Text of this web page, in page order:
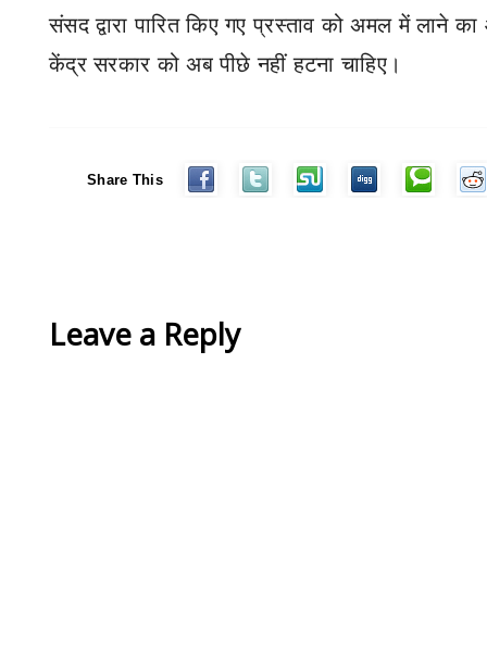
संसद द्वारा पारित किए गए प्रस्ताव को अमल में लाने
केंद्र सरकार को अब पीछे नहीं हटना चाहिए।
Share This
Leave a Reply